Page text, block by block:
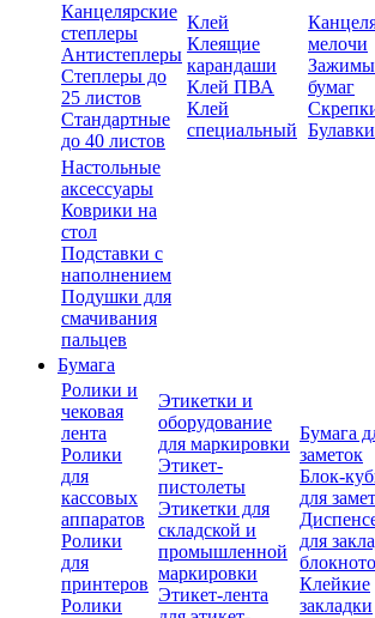
Канцелярские
степлеры
Антистеплеры
Степлеры до
25 листов
Стандартные
до 40 листов
Клей
Клеящие
карандаши
Клей ПВА
Клей
специальный
мелочи
Зажимы
бумаг
Булавки
Настольные
аксессуары
Коврики на
стол
Подставки с
наполнением
Подушки для
смачивания
пальцев
Бумага
Ролики и
чековая
лента
Ролики
для
кассовых
аппаратов
Ролики
для
принтеров
Ролики
Этикетки и
оборудование
для маркировки
Этикет-
пистолеты
Этикетки для
складской и
промышленной
маркировки
Этикет-лента
Бумага
заметок
Блок-
для
для
Клейкие
закладки